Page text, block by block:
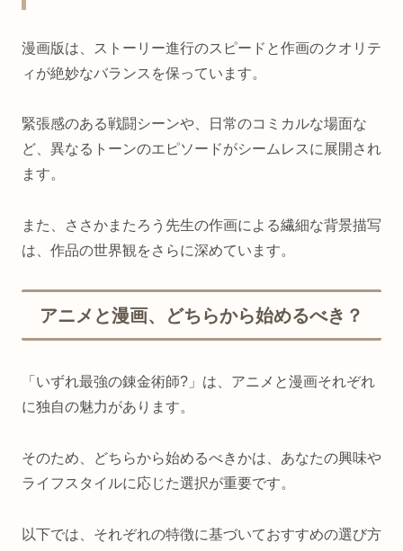
漫画版は、ストーリー進行のスピードと作画のクオリテ
ィが絶妙なバランスを保っています。
緊張感のある戦闘シーンや、日常のコミカルな場面な
ど、異なるトーンのエピソードがシームレスに展開され
ます。
また、ささかまたろう先生の作画による繊細な背景描写
は、作品の世界観をさらに深めています。
アニメと漫画、どちらから始めるべき？
「いずれ最強の錬金術師?」は、アニメと漫画それぞれ
に独自の魅力があります。
そのため、どちらから始めるべきかは、あなたの興味や
ライフスタイルに応じた選択が重要です。
以下では、それぞれの特徴に基づいておすすめの選び方